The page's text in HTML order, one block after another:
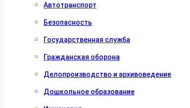
Автотранспорт
Безопасность
Государственная служба
Гражданская оборона
Делопроизводство и архивоведение
Дошкольное образование